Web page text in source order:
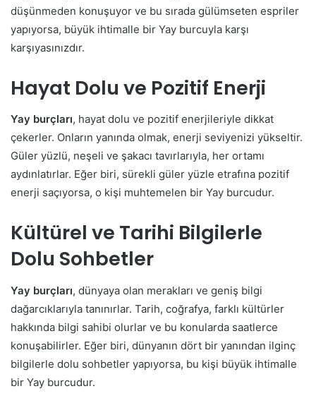
düşünmeden konuşuyor ve bu sırada gülümseten espriler
yapıyorsa, büyük ihtimalle bir Yay burcuyla karşı
karşıyasınızdır.
Hayat Dolu ve Pozitif Enerji
Yay burçları, hayat dolu ve pozitif enerjileriyle dikkat
çekerler. Onların yanında olmak, enerji seviyenizi yükseltir.
Güler yüzlü, neşeli ve şakacı tavırlarıyla, her ortamı
aydınlatırlar. Eğer biri, sürekli güler yüzle etrafına pozitif
enerji saçıyorsa, o kişi muhtemelen bir Yay burcudur.
Kültürel ve Tarihi Bilgilerle
Dolu Sohbetler
Yay burçları, dünyaya olan merakları ve geniş bilgi
dağarcıklarıyla tanınırlar. Tarih, coğrafya, farklı kültürler
hakkında bilgi sahibi olurlar ve bu konularda saatlerce
konuşabilirler. Eğer biri, dünyanın dört bir yanından ilginç
bilgilerle dolu sohbetler yapıyorsa, bu kişi büyük ihtimalle
bir Yay burcudur.